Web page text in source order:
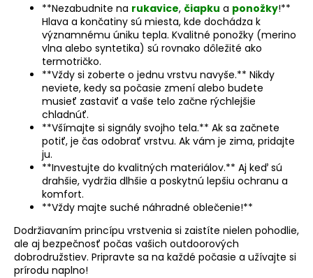
**Nezabudnite na rukavice, čiapku a ponožky!**
Hlava a končatiny sú miesta, kde dochádza k
významnému úniku tepla. Kvalitné ponožky (merino
vlna alebo syntetika) sú rovnako dôležité ako
termotričko.
**Vždy si zoberte o jednu vrstvu navyše.** Nikdy
neviete, kedy sa počasie zmení alebo budete
musieť zastaviť a vaše telo začne rýchlejšie
chladnúť.
**Všímajte si signály svojho tela.** Ak sa začnete
potiť, je čas odobrať vrstvu. Ak vám je zima, pridajte
ju.
**Investujte do kvalitných materiálov.** Aj keď sú
drahšie, vydržia dlhšie a poskytnú lepšiu ochranu a
komfort.
**Vždy majte suché náhradné oblečenie!**
Dodržiavaním princípu vrstvenia si zaistíte nielen pohodlie,
ale aj bezpečnosť počas vašich outdoorových
dobrodružstiev. Pripravte sa na každé počasie a užívajte si
prírodu naplno!